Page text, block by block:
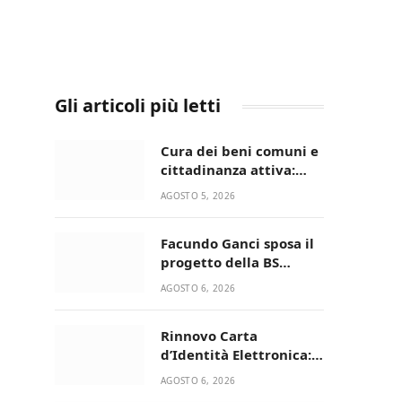
Gli articoli più letti
Cura dei beni comuni e
cittadinanza attiva:
online l’avviso per la
AGOSTO 5, 2026
Facundo Ganci sposa il
progetto della BS
Soccer Team Fasano e
AGOSTO 6, 2026
Rinnovo Carta
d’Identità Elettronica:
continua il piano di
AGOSTO 6, 2026